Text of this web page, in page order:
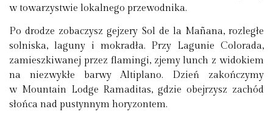
w towarzystwie lokalnego przewodnika.
Po drodze zobaczysz gejzery Sol de la Mañana, rozległe
solniska, laguny i mokradła. Przy Lagunie Colorada,
zamieszkiwanej przez flamingi, zjemy lunch z widokiem
na niezwykłe barwy Altiplano. Dzień zakończymy
w Mountain Lodge Ramaditas, gdzie obejrzysz zachód
słońca nad pustynnym horyzontem.